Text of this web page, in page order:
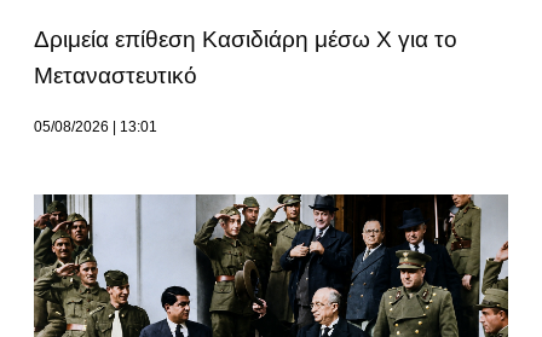
Δριμεία επίθεση Κασιδιάρη μέσω Χ για το
Μεταναστευτικό
05/08/2026 13:01